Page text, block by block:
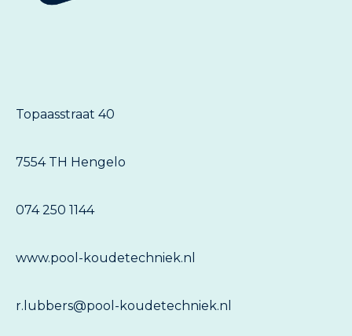
Topaasstraat 40
7554 TH Hengelo
074 250 1144
www.pool-koudetechniek.nl
r.lubbers@pool-koudetechniek.nl